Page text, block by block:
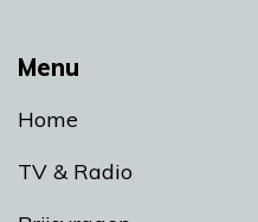
Menu
Home
TV & Radio